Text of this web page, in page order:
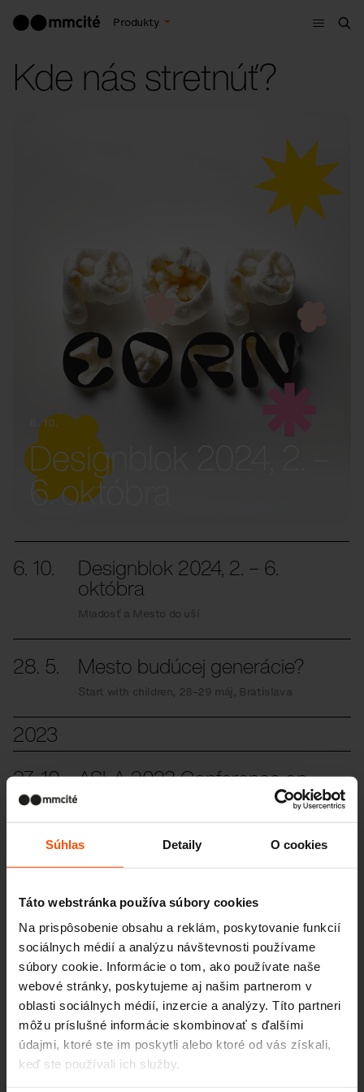
Súhlas Detaily O cookies
Táto webstránka používa súbory cookies
Na prispôsobenie obsahu a reklám, poskytovanie funkcií
sociálnych médií a analýzu návštevnosti používame
súbory cookie. Informácie o tom, ako používate naše
webové stránky, poskytujeme aj našim partnerom v
oblasti sociálnych médií, inzercie a analýzy. Títo partneri
môžu príslušné informácie skombinovať s ďalšími
údajmi, ktoré ste im poskytli alebo ktoré od vás získali,
keď ste používali ich služby.
Produkty
Menu
Kde nás stretnúť?
6. 10.
Designblok 2024, 2. –
6. októbra
6. 10. Designblok 2024, 2. – 6.
októbra
Mladosť a Mesto do uší
28. 5. Mesto budúcej generácie?
Start with children, 28–29 máj, Bratislava
2023
27. 10. ASLA 2023 Conference on
Landscape Architecture
Morse vysiela signály do USA!
4. 10. Dobrá správa pre verejný
priestor
Save the date: Designblok 2023
23. 5. Construmat, Barcelona
Barcelona Building Construmat, skrátil svoje
meno na Construmat a od
23. do 25. mája
prinesie nový formát showroomu s ukážkou toho
najlepšieho v oblasti verejných stavieb,
rekonštrukcií a údržby s presahom na verejný